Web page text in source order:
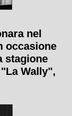
nel
occasione
stagione
Wally",